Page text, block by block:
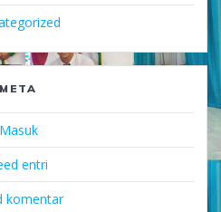
META
Masuk
entri
komentar